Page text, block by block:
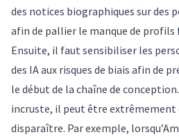
des notices biographiques sur des
afin de pallier le manque de profils
Ensuite, il faut sensibiliser les
des IA aux risques de biais afin de
le début de la chaîne de conception.
incruste, il peut être extrêmement
disparaître. Par exemple,